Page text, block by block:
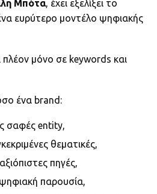
Μπότα, έχει εξελίξει το
ευρύτερο μοντέλο ψηφιακής
πλέον μόνο σε keywords και
ένα brand:
σαφές entity,
θεματικές,
πηγές,
παρουσία,